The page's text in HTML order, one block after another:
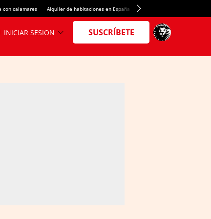
con calamares Alquiler de habitaciones en España Crédito del Spotify Camp Nou